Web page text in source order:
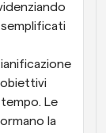
Le
la